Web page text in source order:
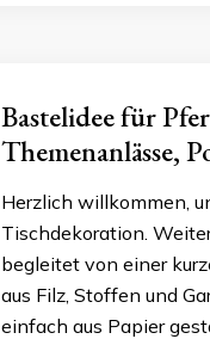
Bastelidee für
Themenanlässe,
Herzlich willkommen,
Tischdekoration.
begleitet von einer
aus Filz, Stoffen und
einfach aus Papier